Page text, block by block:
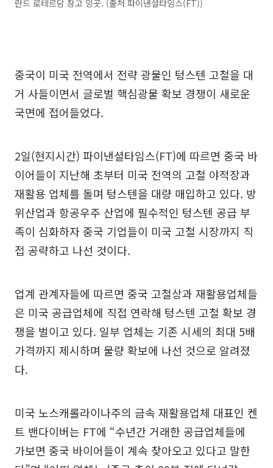
란드 로테르담 창고 잉곳. (출처 파이낸셜타임스(FT))
중국이 미국 전역에서 전략 광물인 텅스텐 고철을 대
거 사들이면서 글로벌 핵심광물 확보 경쟁이 새로운
국면에 접어들었다.
2일(현지시간) 파이낸셜타임스(FT)에 따르면 중국 바
이어들이 지난해 초부터 미국 전역의 고철 야적장과
재활용 업체를 돌며 텅스텐을 대량 매입하고 있다. 방
위산업과 항공우주 산업에 필수적인 텅스텐 공급 부
족이 심화하자 중국 기업들이 미국 고철 시장까지 직
접 공략하고 나선 것이다.
업계 관계자들에 따르면 중국 고철상과 재활용업체들
은 미국 공급업체에 직접 연락해 텅스텐 고철 확보 경
쟁을 벌이고 있다. 일부 업체는 기존 시세의 최대 5배
가격까지 제시하며 물량 확보에 나선 것으로 알려졌
다.
미국 노스캐롤라이나주의 금속 재활용업체 대표인 켄
트 밴다이버는 FT에 “수년간 거래한 공급업체들에
가보면 중국 바이어들이 계속 찾아오고 있다고 말한